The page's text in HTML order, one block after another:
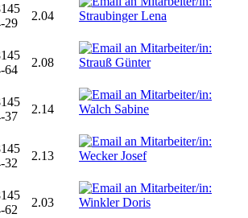
29
2.04
64
2.08
37
2.14
32
2.13
62
2.03